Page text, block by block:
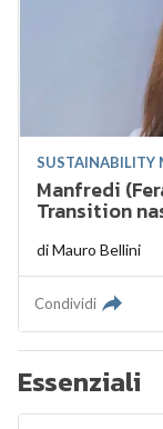
SUSTAINABILITY
Manfredi
Transition
diMauro Bellini
Condividi
Essenziali